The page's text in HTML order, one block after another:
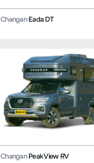
ChanganEada DT
ChanganPeak View RV